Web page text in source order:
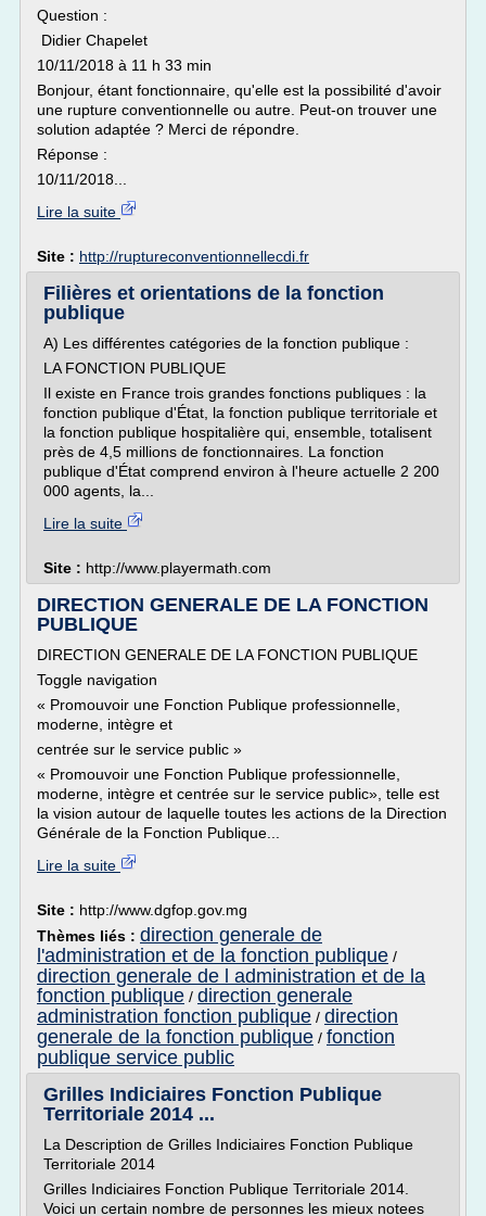
Question :
Didier Chapelet
10/11/2018 à 11 h 33 min
Bonjour, étant fonctionnaire, qu'elle est la possibilité d'avoir
une rupture conventionnelle ou autre. Peut-on trouver une
solution adaptée ? Merci de répondre.
Réponse :
10/11/2018...
Lire la suite
Site : http://ruptureconventionnellecdi.fr
Filières et orientations de la fonction
publique
A) Les différentes catégories de la fonction publique :
LA FONCTION PUBLIQUE
Il existe en France trois grandes fonctions publiques : la
fonction publique d'État, la fonction publique territoriale et
la fonction publique hospitalière qui, ensemble, totalisent
près de 4,5 millions de fonctionnaires. La fonction
publique d'État comprend environ à l'heure actuelle 2 200
000 agents, la...
Lire la suite
Site : http://www.playermath.com
DIRECTION GENERALE DE LA FONCTION
PUBLIQUE
DIRECTION GENERALE DE LA FONCTION PUBLIQUE
Toggle navigation
« Promouvoir une Fonction Publique professionnelle,
moderne, intègre et
centrée sur le service public »
« Promouvoir une Fonction Publique professionnelle,
moderne, intègre et centrée sur le service public», telle est
la vision autour de laquelle toutes les actions de la Direction
Générale de la Fonction Publique...
Lire la suite
Site : http://www.dgfop.gov.mg
Thèmes liés : direction generale de
l'administration et de la fonction publique /
direction generale de l administration et de la
fonction publique / direction generale
administration fonction publique / direction
generale de la fonction publique / fonction
publique service public
Grilles Indiciaires Fonction Publique
Territoriale 2014 ...
La Description de Grilles Indiciaires Fonction Publique
Territoriale 2014
Grilles Indiciaires Fonction Publique Territoriale 2014.
Voici un certain nombre de personnes les mieux notees